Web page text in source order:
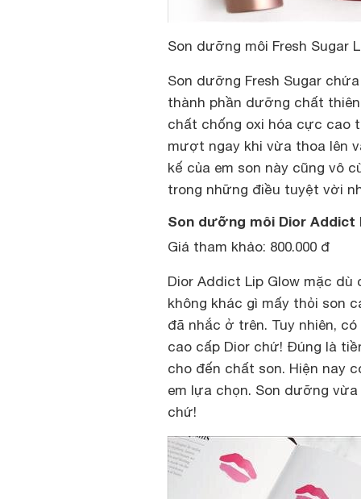
Son dưỡng môi Fresh Sugar
Son dưỡng Fresh Sugar
thành phần dưỡng chất
chất chống oxi hóa cực cao
mượt ngay khi vừa thoa lên
kế của em son này cũng vô
trong những điều tuyệt vời
Son dưỡng môi Dior Addict
Giá tham khảo: 800.000 đ
Dior Addict Lip Glow mặc
không khác gì mấy thỏi son
đã nhắc ở trên. Tuy nhiên,
cao cấp Dior chứ! Đúng là
cho đến chất son. Hiện nay
em lựa chọn. Son dưỡng
chứ!